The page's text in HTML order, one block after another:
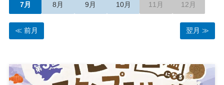
7月 8月 9月 10月 11月 12月
前月 翌月